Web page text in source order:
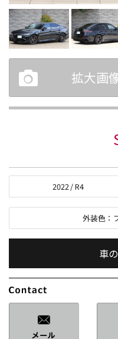
拡大画
2022/R4
外装色：
車